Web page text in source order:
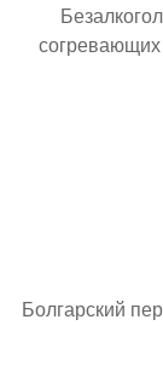
согревающих
Болгарский